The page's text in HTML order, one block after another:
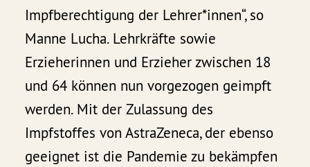
Impfberechtigung der Lehrer*innen“, so
Manne Lucha. Lehrkräfte sowie
Erzieherinnen und Erzieher zwischen 18
und 64 können nun vorgezogen geimpft
werden. Mit der Zulassung des
Impfstoffes von AstraZeneca, der ebenso
geeignet ist die Pandemie zu bekämpfen